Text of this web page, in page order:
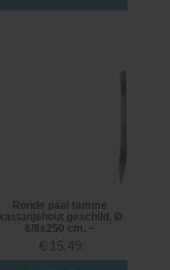
Ronde paal tamme
kastanjehout geschild, Ø
6/8x250 cm. ~
€ 15,49